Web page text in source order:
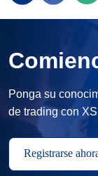
Ponga su
de trading con
Registrarse